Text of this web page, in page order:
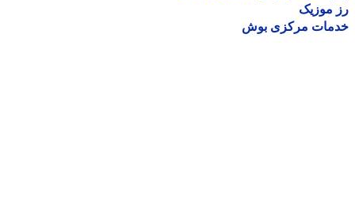
موزیک
مرکزی بوش